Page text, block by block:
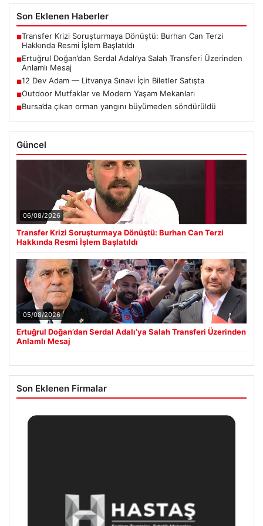
Son Eklenen Haberler
■Transfer Krizi Soruşturmaya Dönüştü: Burhan Can Terzi
Hakkında Resmi İşlem Başlatıldı
■Ertuğrul Doğan’dan Serdal Adalı’ya Salah Transferi Üzerinden
Anlamlı Mesaj
■12 Dev Adam — Litvanya Sınavı İçin Biletler Satışta
■Outdoor Mutfaklar ve Modern Yaşam Mekanları
■Bursa’da çıkan orman yangını büyümeden söndürüldü
Güncel
06/08/2026
Transfer Krizi Soruşturmaya Dönüştü: Burhan Can Terzi
Hakkında Resmi İşlem Başlatıldı
05/08/2026
Ertuğrul Doğan’dan Serdal Adalı’ya Salah Transferi Üzerinden
Anlamlı Mesaj
Son Eklenen Firmalar